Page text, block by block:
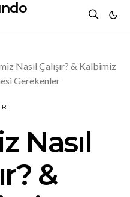
Nasıl Çalışır? & Kalbimiz
Gerekenler
Nasıl
&